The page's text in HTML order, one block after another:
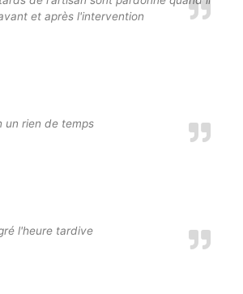
et après l'intervention
un rien de temps
l'heure tardive